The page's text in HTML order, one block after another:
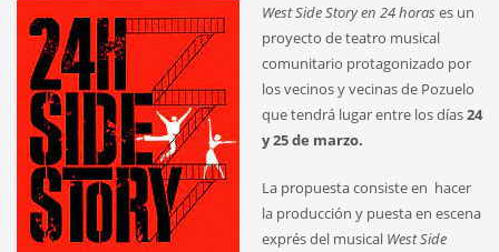
West Side Story en 24 horas es un
proyecto de teatro musical
comunitario protagonizado por
los vecinos y vecinas de Pozuelo
que tendrá lugar entre los días24
y 25 de marzo.
La propuesta consiste en hacer
la producción y puesta en escena
exprés del musical West Side